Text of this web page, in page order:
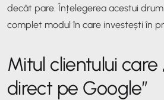
decât pare. Înțelegerea acestui
complet modul în care investești în
Mitul clientului care
direct pe Google”